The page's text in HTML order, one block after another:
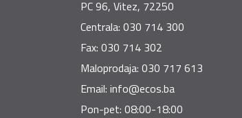
PC 96, Vitez, 72250
Centrala: 030 714 300
Fax: 030 714 302
Maloprodaja: 030 717 613
Email: info@ecos.ba
Pon-pet: 08:00-18:00